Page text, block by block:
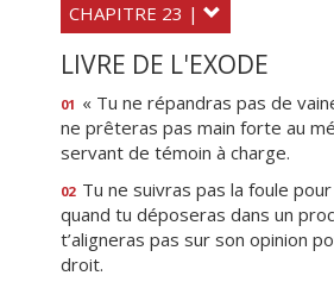
CHAPITRE 23 |
LIVRE DE L'EXODE
01 « Tu ne répandras pas de
ne prêteras pas main forte au
servant de témoin à charge.
02 Tu ne suivras pas la foule
quand tu déposeras dans un
t’aligneras pas sur son opinion
droit.